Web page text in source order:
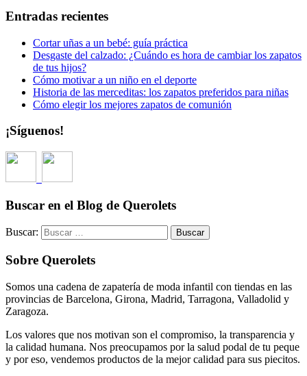
Entradas recientes
Cortar uñas a un bebé: guía práctica
Desgaste del calzado: ¿Cuándo es hora de cambiar los zapatos
de tus hijos?
Cómo motivar a un niño en el deporte
Historia de las merceditas: los zapatos preferidos para niñas
Cómo elegir los mejores zapatos de comunión
¡Síguenos!
Buscar en el Blog de Querolets
Buscar:
Sobre Querolets
Somos una cadena de zapatería de moda infantil con tiendas en las
provincias de Barcelona, Girona, Madrid, Tarragona, Valladolid y
Zaragoza.
Los valores que nos motivan son el compromiso, la transparencia y
la calidad humana. Nos preocupamos por la salud podal de tu peque
y por eso, vendemos productos de la mejor calidad para sus piecitos.